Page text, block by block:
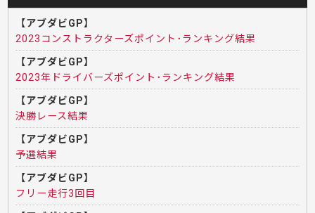
【アブダビGP】
2023コンストラクターズポイント･ランキング結果
【アブダビGP】
2023年ドライバーズポイント･ランキング結果
【アブダビGP】
決勝レース結果
【アブダビGP】
予選結果
【アブダビGP】
フリー走行3回目